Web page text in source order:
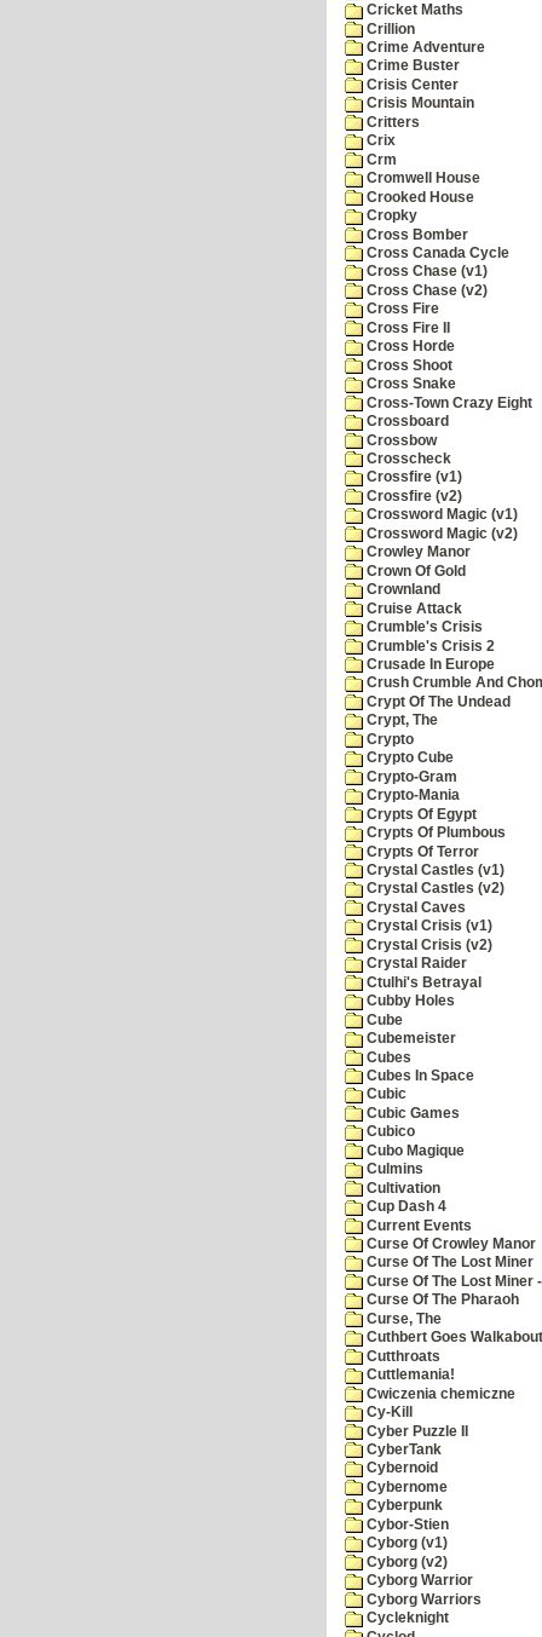
Cricket Maths
Crillion
Crime Adventure
Crime Buster
Crisis Center
Crisis Mountain
Critters
Crix
Crm
Cromwell House
Crooked House
Cropky
Cross Bomber
Cross Canada Cycle
Cross Chase (v1)
Cross Chase (v2)
Cross Fire
Cross Fire II
Cross Horde
Cross Shoot
Cross Snake
Cross-Town Crazy Eight
Crossboard
Crossbow
Crosscheck
Crossfire (v1)
Crossfire (v2)
Crossword Magic (v1)
Crossword Magic (v2)
Crowley Manor
Crown Of Gold
Crownland
Cruise Attack
Crumble's Crisis
Crumble's Crisis 2
Crusade In Europe
Crush Crumble And
Crypt Of The Undead
Crypt, The
Crypto
Crypto Cube
Crypto-Gram
Crypto-Mania
Crypts Of Egypt
Crypts Of Plumbous
Crypts Of Terror
Crystal Castles (v1)
Crystal Castles (v2)
Crystal Caves
Crystal Crisis (v1)
Crystal Crisis (v2)
Crystal Raider
Ctulhi's Betrayal
Cubby Holes
Cube
Cubemeister
Cubes
Cubes In Space
Cubic
Cubic Games
Cubico
Cubo Magique
Culmins
Cultivation
Cup Dash 4
Current Events
Curse Of Crowley Manor
Curse Of The Lost Miner
Curse Of The Lost Miner
Curse Of The Pharaoh
Curse, The
Cuthbert Goes Walkabout
Cutthroats
Cuttlemania!
Cwiczenia chemiczne
Cy-Kill
Cyber Puzzle II
CyberTank
Cybernoid
Cybernome
Cyberpunk
Cybor-Stien
Cyborg (v1)
Cyborg (v2)
Cyborg Warrior
Cyborg Warriors
Cycleknight